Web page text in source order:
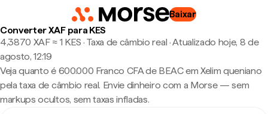
Baixar
Converter XAF para KES
4,3870 XAF ≈ 1 KES · Taxa de câmbio real ·Atualizado hoje, 8 de
agosto, 12:19
Veja quanto é 600.000 Franco CFA de BEAC em Xelim queniano
pela taxa de câmbio real. Envie dinheiro com a Morse — sem
markups ocultos, sem taxas infladas.